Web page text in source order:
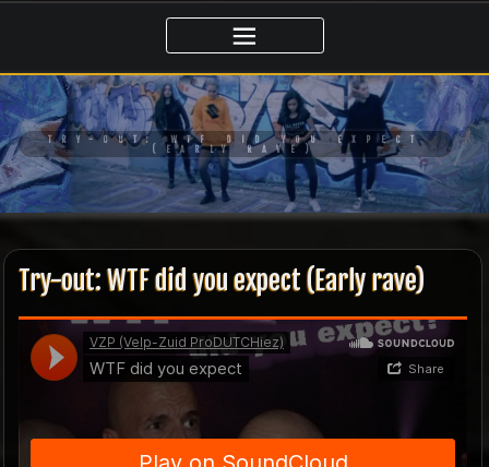
de
inhoud
TRY-OUT: WTF DID YOU EXPECT
(EARLY RAVE)
Try-out: WTF did you expect (Early rave)